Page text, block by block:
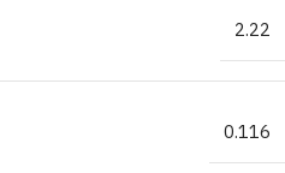
2.22
0.116